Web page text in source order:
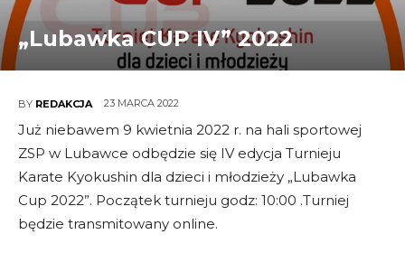
„Lubawka CUP IV” 2022
BY REDAKCJA 23 MARCA 2022
Już niebawem 9 kwietnia 2022 r. na hali sportowej
ZSP w Lubawce odbędzie się IV edycja Turnieju
Karate Kyokushin dla dzieci i młodzieży „Lubawka
Cup 2022”. Początek turnieju godz: 10:00 .Turniej
będzie transmitowany online.